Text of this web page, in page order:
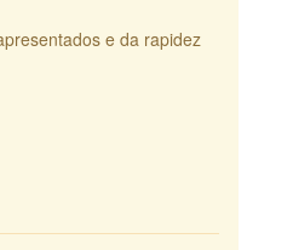
e da rapidez